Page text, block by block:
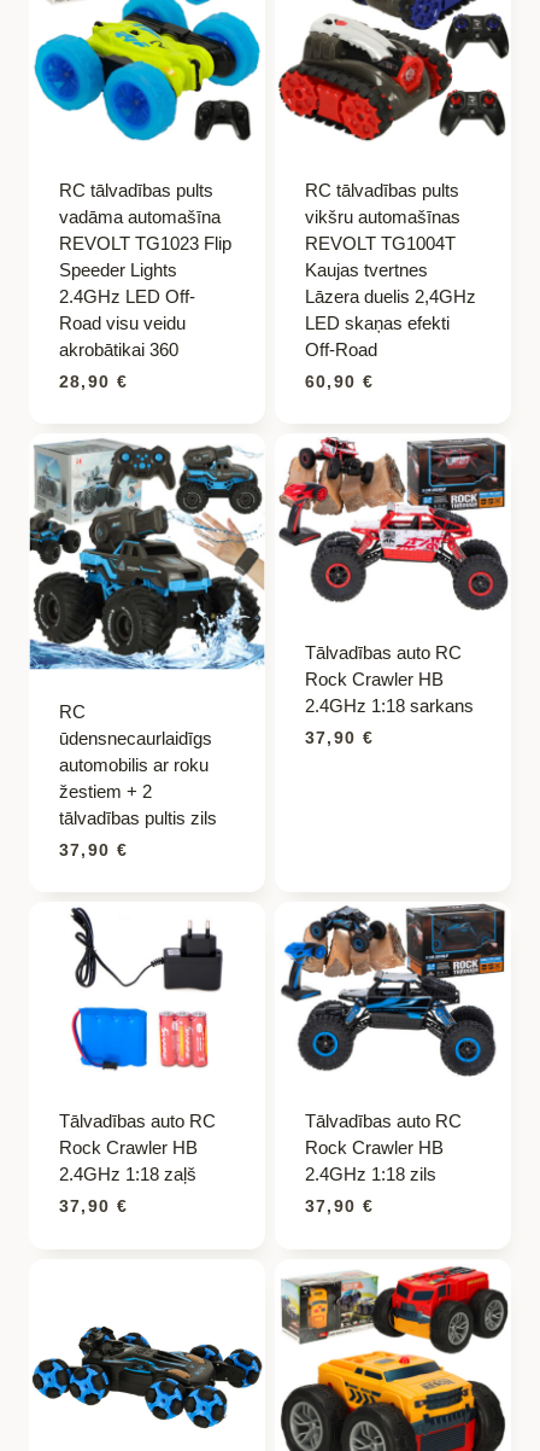
RC tālvadības pults
vadāma automašīna
REVOLT TG1023 Flip
Speeder Lights
2.4GHz LED Off-
Road visu veidu
akrobātikai 360
28,90 €
RC tālvadības pults
vikšru automašīnas
REVOLT TG1004T
Kaujas tvertnes
Lāzera duelis 2,4GHz
LED skaņas efekti
Off-Road
60,90 €
RC
ūdensnecaurlaidīgs
automobilis ar roku
žestiem + 2
tālvadības pultis zils
37,90 €
Tālvadības auto RC
Rock Crawler HB
2.4GHz 1:18 sarkans
37,90 €
Tālvadības auto RC
Rock Crawler HB
2.4GHz 1:18 zaļš
37,90 €
Tālvadības auto RC
Rock Crawler HB
2.4GHz 1:18 zils
37,90 €